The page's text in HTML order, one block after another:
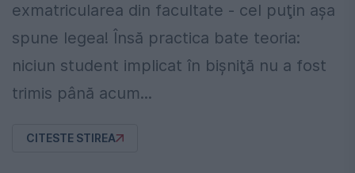
exmatricularea din facultate - cel puţin aşa
spune legea! Însă practica bate teoria:
niciun student implicat în bişniţă nu a fost
trimis până acum...
CITESTE STIREA